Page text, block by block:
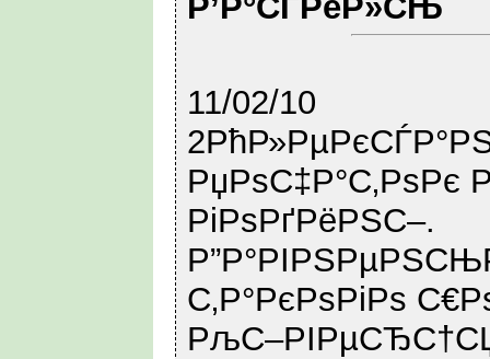
11/02/10
РџРѕС‡Р°С‚РѕРє
РіРѕРґРёРЅС–.
С‚Р°РєРѕРіРѕ